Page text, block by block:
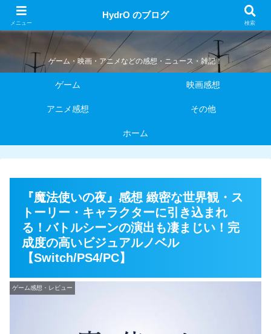
HydrO のブログ
ゲーム・映画・アニメなどの感想・ニュース・雑記！
ゲーム 映画感想
アニメ感想 その他
ホーム
『魔法使いの夜』感想 緻密な世界観・ス
トーリー・キャラクターに引き込まれ
る！バトルシーンの演出も凄まじい！完
成度の高いビジュアルノベル
【Switch/PS4/PC】
ゲーム感想・レビュー
メニュー
HydrO のブログ
検索